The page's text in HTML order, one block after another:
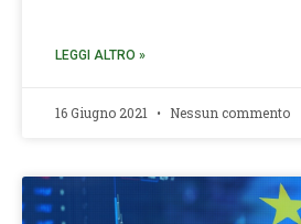
LEGGI ALTRO »
16 Giugno 2021 Nessun commento